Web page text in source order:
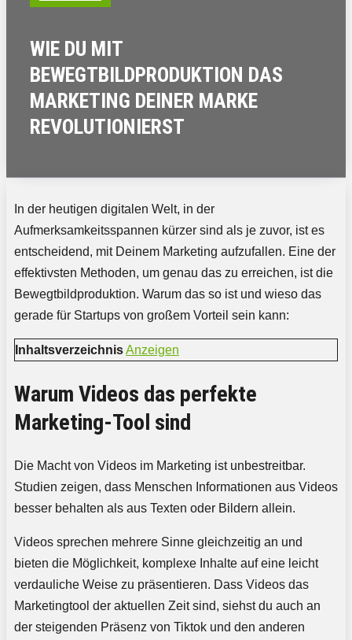
WIE DU MIT
BEWEGTBILDPRODUKTION DAS
MARKETING DEINER MARKE
REVOLUTIONIERST
In der heutigen digitalen Welt, in der
Aufmerksamkeitsspannen kürzer sind als je zuvor, ist es
entscheidend, mit Deinem Marketing aufzufallen. Eine der
effektivsten Methoden, um genau das zu erreichen, ist die
Bewegtbildproduktion. Warum das so ist und wieso das
gerade für Startups von großem Vorteil sein kann:
InhaltsverzeichnisAnzeigen
Warum Videos das perfekte
Marketing-Tool sind
Die Macht von Videos im Marketing ist unbestreitbar.
Studien zeigen, dass Menschen Informationen aus Videos
besser behalten als aus Texten oder Bildern allein.
Videos sprechen mehrere Sinne gleichzeitig an und
bieten die Möglichkeit, komplexe Inhalte auf eine leicht
verdauliche Weise zu präsentieren. Dass Videos das
Marketingtool der aktuellen Zeit sind, siehst du auch an
der steigenden Präsenz von Tiktok und den anderen